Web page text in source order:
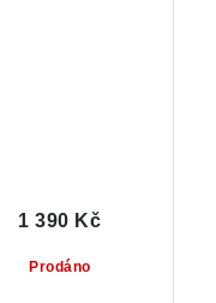
Prodáno
1 390 Kč